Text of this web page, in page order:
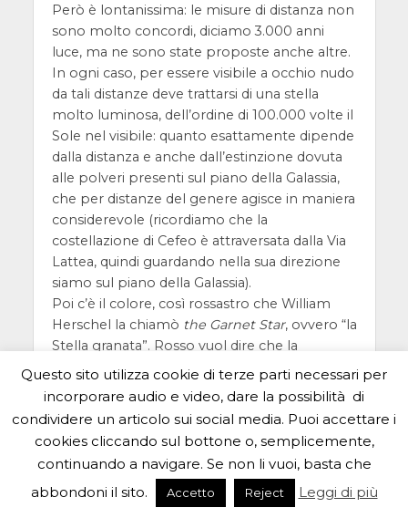
Però è lontanissima: le misure di distanza non
sono molto concordi, diciamo 3.000 anni
luce, ma ne sono state proposte anche altre.
In ogni caso, per essere visibile a occhio nudo
da tali distanze deve trattarsi di una stella
molto luminosa, dell’ordine di 100.000 volte il
Sole nel visibile: quanto esattamente dipende
dalla distanza e anche dall’estinzione dovuta
alle polveri presenti sul piano della Galassia,
che per distanze del genere agisce in maniera
considerevole (ricordiamo che la
costellazione di Cefeo è attraversata dalla Via
Lattea, quindi guardando nella sua direzione
siamo sul piano della Galassia).
Poi c’è il colore, così rossastro che William
Herschel la chiamò the Garnet Star, ovvero “la
Stella granata”. Rosso vuol dire che la
temperatura superficiale è relativamente
bassa, nello specifico intorno ai 3.600 K.
Questo ha due implicazioni importanti: la
prima è che la maggior parte dell’energia
emessa da questa stella cade nell’infrarosso:
se consideriamo anche questa, come è giusto
fare, la luminosità sale considerevolmente,
Questo sito utilizza cookie di terze parti necessari per
incorporare audio e video, dare la possibilità di
condividere un articolo sui social media. Puoi accettare i
cookies cliccando sul bottone o, semplicemente,
continuando a navigare. Se non li vuoi, basta che
abbondoni il sito.
Accetto Reject Leggi di più